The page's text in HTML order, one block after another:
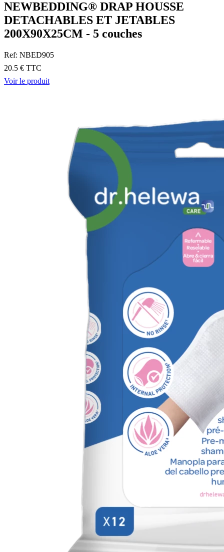
NEWBEDDING® DRAP HOUSSE
DETACHABLES ET JETABLES
200X90X25CM - 5 couches
Ref: NBED905
20.5 € TTC
Voir le produit